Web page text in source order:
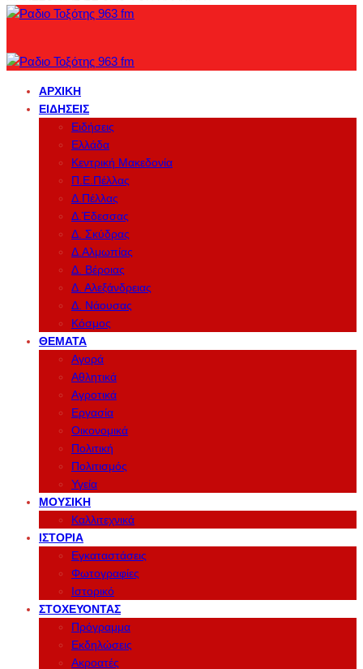
ΑΡΧΙΚΉ
ΕΙΔΉΣΕΙΣ
Ειδήσεις
Ελλάδα
Κεντρική Μακεδονία
Π.Ε.Πέλλας
Δ.Πέλλας
Δ.Έδεσσας
Δ. Σκύδρας
Δ.Αλμωπίας
Δ. Βέροιας
Δ. Αλεξάνδρειας
Δ. Νάουσας
Κόσμος
ΘΈΜΑΤΑ
Αγορά
Αθλητικά
Αγροτικά
Εργασία
Οικονομικά
Πολιτική
Πολιτισμός
Υγεία
ΜΟΥΣΙΚΉ
Καλλιτεχνικά
ΙΣΤΟΡΊΑ
Εγκαταστάσεις
Φωτογραφίες
Ιστορικό
ΣΤΟΧΕΎΟΝΤΑΣ
Πρόγραμμα
Εκδηλώσεις
Ακροατές